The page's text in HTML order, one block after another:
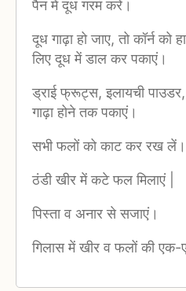
पैन में दूध गरम करें।
दूध गाढ़ा हो जाए, तो कॉर्न
लिए दूध में डाल कर पकाएं।
ड्राई फ्रूट्स, इलायची
गाढ़ा होने तक पकाएं।
सभी फलों को काट कर रख लें।
ठंडी खीर में कटे फल मिलाएं |
पिस्ता व अनार से सजाएं।
गिलास में खीर व फलों की